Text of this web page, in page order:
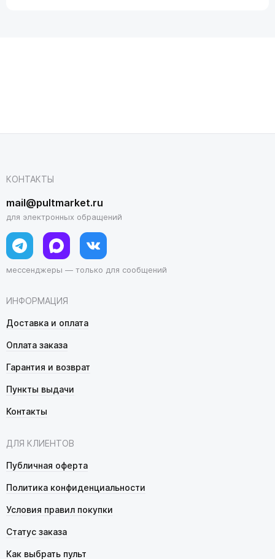
ИНФОРМАЦИЯ
Доставка и оплата
Оплата заказа
Гарантия и возврат
Пункты выдачи
Контакты
ДЛЯ КЛИЕНТОВ
Публичная оферта
Политика конфиденциальности
Условия правил покупки
Статус заказа
Как выбрать пульт
КОНТАКТЫ
mail@pultmarket.ru
для электронных обращений
мессенджеры — только для сообщений